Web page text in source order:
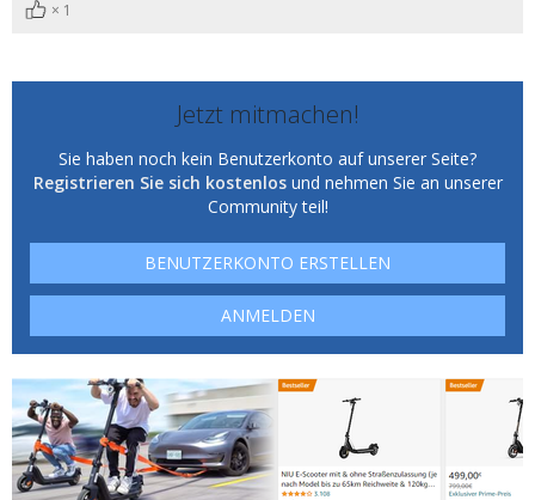
1
Jetzt mitmachen!
Sie haben noch kein Benutzerkonto auf unserer Seite?
Registrieren Sie sich kostenlosund nehmen Sie an unserer
Community teil!
BENUTZERKONTO ERSTELLEN
ANMELDEN